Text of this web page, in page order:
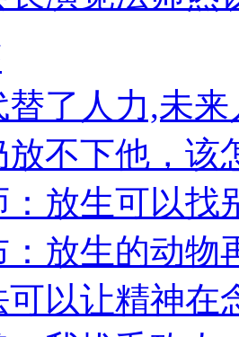
替了人力,未
不下他，该
放生可以找
放生的动物
以让精神在